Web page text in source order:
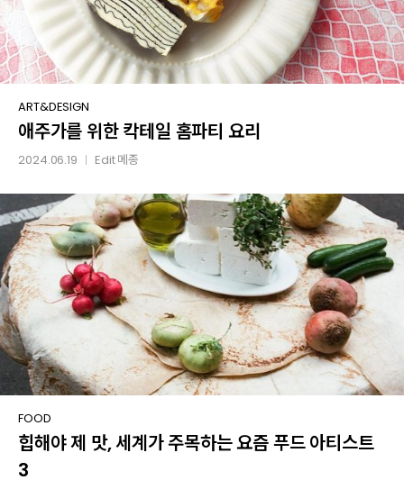
애주가를
위한
칵테일
ART&DESIGN
애주가를 위한 칵테일 홈파티 요리
2024.06.19 Edit메종
힙해야
제
맛,
FOOD
힙해야 제 맛, 세계가 주목하는 요즘 푸드 아티스트
3